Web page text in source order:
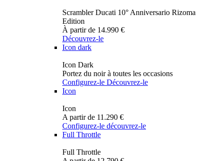
Scrambler Ducati 10° Anniversario Rizoma
Edition
À partir de 14.990 €
Découvrez-le
Icon dark
Icon Dark
Portez du noir à toutes les occasions
Configurez-le Découvrez-le
Icon
Icon
A partir de 11.290 €
Configurez-le découvrez-le
Full Throttle
Full Throttle